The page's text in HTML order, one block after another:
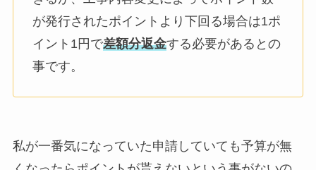
が発行されたポイントより下回る場合は1ポ
イント1円で差額分返金する必要があるとの
事です。
私が一番気になっていた申請していても予算が無